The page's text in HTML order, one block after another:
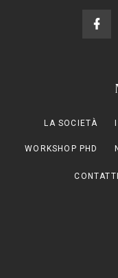
LA SOCIETÀ
WORKSHOP PHD
CONTATTI